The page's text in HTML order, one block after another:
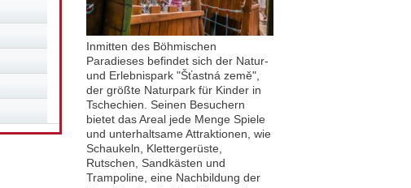
Inmitten des Böhmischen
Paradieses befindet sich der Natur-
und Erlebnispark "Šťastná země",
der größte Naturpark für Kinder in
Tschechien. Seinen Besuchern
bietet das Areal jede Menge Spiele
und unterhaltsame Attraktionen, wie
Schaukeln, Klettergerüste,
Rutschen, Sandkästen und
Trampoline, eine Nachbildung der